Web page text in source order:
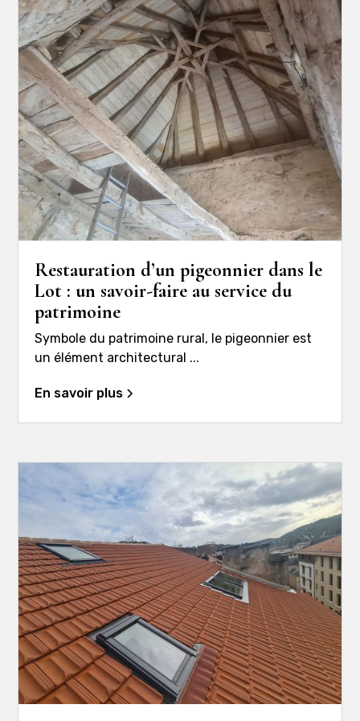
Restauration d’un pigeonnier dans le
Lot : un savoir-faire au service du
patrimoine
Symbole du patrimoine rural, le pigeonnier est
un élément architectural ...
En savoir plus